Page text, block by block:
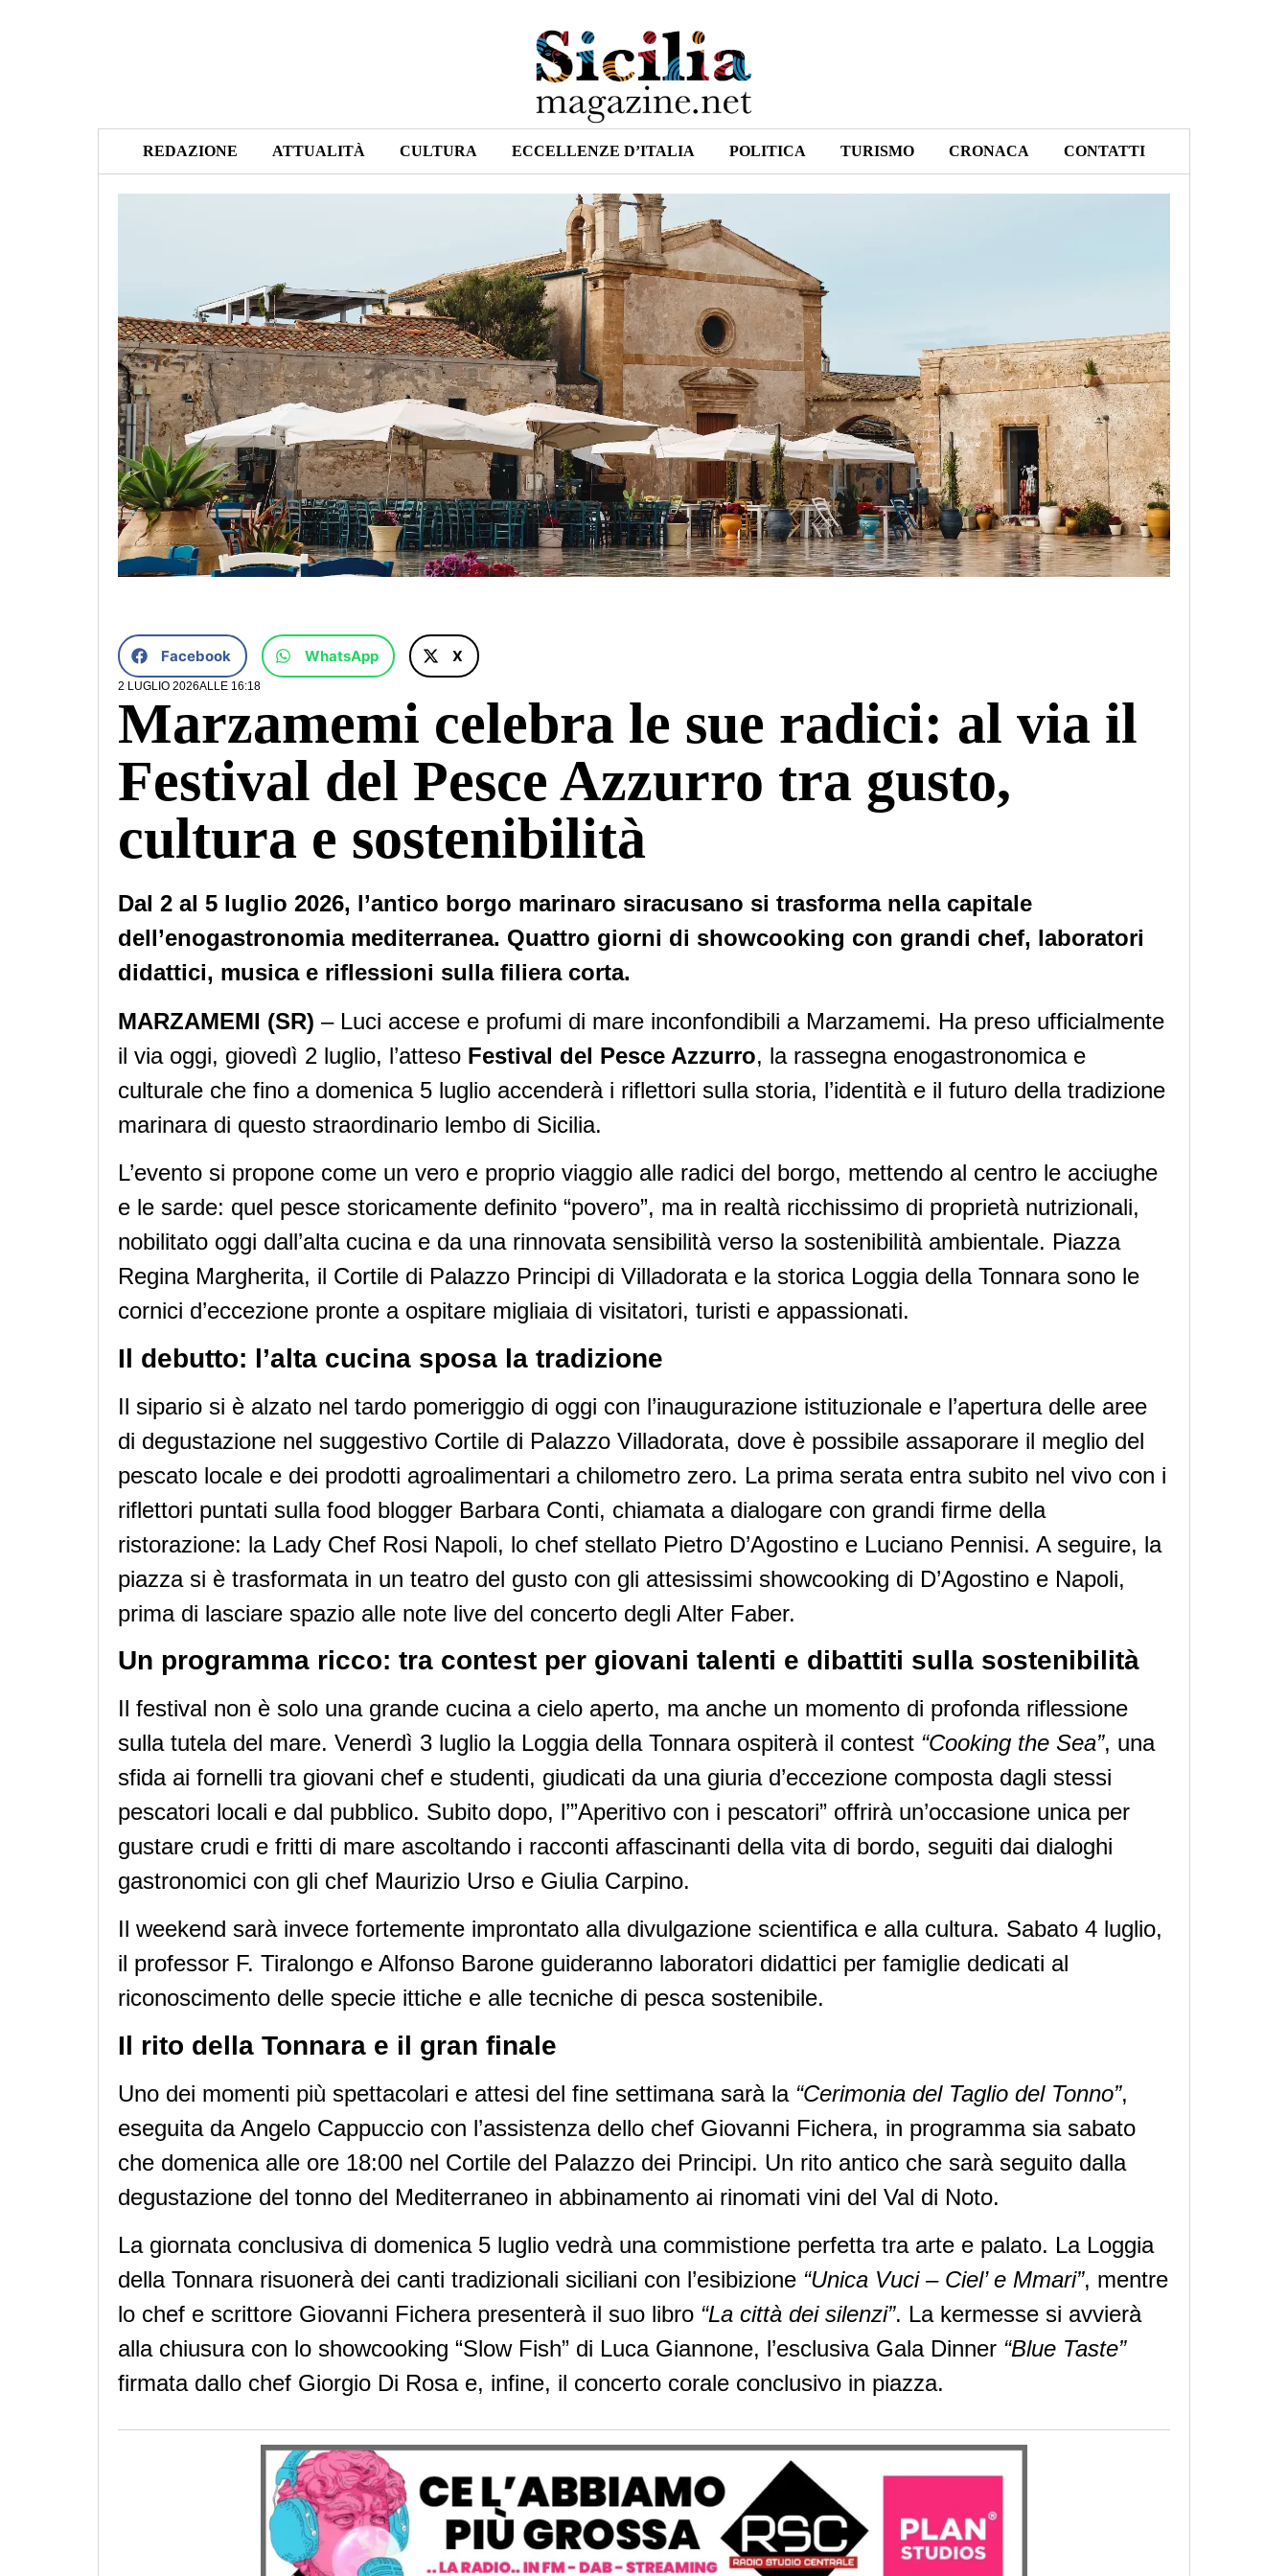
REDAZIONE ATTUALITÀ CULTURA ECCELLENZE D’ITALIA POLITICA TURISMO CRONACA CONTATTI
Facebook WhatsApp X
2 LUGLIO 2026ALLE 16:18
Marzamemi celebra le sue radici: al via il
Festival del Pesce Azzurro tra gusto,
cultura e sostenibilità
Dal 2 al 5 luglio 2026, l’antico borgo marinaro siracusano si trasforma nella capitale
dell’enogastronomia mediterranea. Quattro giorni di showcooking con grandi chef, laboratori
didattici, musica e riflessioni sulla filiera corta.
MARZAMEMI (SR) – Luci accese e profumi di mare inconfondibili a Marzamemi. Ha preso ufficialmente
il via oggi, giovedì 2 luglio, l’atteso Festival del Pesce Azzurro, la rassegna enogastronomica e
culturale che fino a domenica 5 luglio accenderà i riflettori sulla storia, l’identità e il futuro della tradizione
marinara di questo straordinario lembo di Sicilia.
L’evento si propone come un vero e proprio viaggio alle radici del borgo, mettendo al centro le acciughe
e le sarde: quel pesce storicamente definito “povero”, ma in realtà ricchissimo di proprietà nutrizionali,
nobilitato oggi dall’alta cucina e da una rinnovata sensibilità verso la sostenibilità ambientale. Piazza
Regina Margherita, il Cortile di Palazzo Principi di Villadorata e la storica Loggia della Tonnara sono le
cornici d’eccezione pronte a ospitare migliaia di visitatori, turisti e appassionati.
Il debutto: l’alta cucina sposa la tradizione
Il sipario si è alzato nel tardo pomeriggio di oggi con l’inaugurazione istituzionale e l’apertura delle aree
di degustazione nel suggestivo Cortile di Palazzo Villadorata, dove è possibile assaporare il meglio del
pescato locale e dei prodotti agroalimentari a chilometro zero. La prima serata entra subito nel vivo con i
riflettori puntati sulla food blogger Barbara Conti, chiamata a dialogare con grandi firme della
ristorazione: la Lady Chef Rosi Napoli, lo chef stellato Pietro D’Agostino e Luciano Pennisi. A seguire, la
piazza si è trasformata in un teatro del gusto con gli attesissimi showcooking di D’Agostino e Napoli,
prima di lasciare spazio alle note live del concerto degli Alter Faber.
Un programma ricco: tra contest per giovani talenti e dibattiti sulla sostenibilità
Il festival non è solo una grande cucina a cielo aperto, ma anche un momento di profonda riflessione
sulla tutela del mare. Venerdì 3 luglio la Loggia della Tonnara ospiterà il contest “Cooking the Sea”, una
sfida ai fornelli tra giovani chef e studenti, giudicati da una giuria d’eccezione composta dagli stessi
pescatori locali e dal pubblico. Subito dopo, l’”Aperitivo con i pescatori” offrirà un’occasione unica per
gustare crudi e fritti di mare ascoltando i racconti affascinanti della vita di bordo, seguiti dai dialoghi
gastronomici con gli chef Maurizio Urso e Giulia Carpino.
Il weekend sarà invece fortemente improntato alla divulgazione scientifica e alla cultura. Sabato 4 luglio,
il professor F. Tiralongo e Alfonso Barone guideranno laboratori didattici per famiglie dedicati al
riconoscimento delle specie ittiche e alle tecniche di pesca sostenibile.
Il rito della Tonnara e il gran finale
Uno dei momenti più spettacolari e attesi del fine settimana sarà la “Cerimonia del Taglio del Tonno”,
eseguita da Angelo Cappuccio con l’assistenza dello chef Giovanni Fichera, in programma sia sabato
che domenica alle ore 18:00 nel Cortile del Palazzo dei Principi. Un rito antico che sarà seguito dalla
degustazione del tonno del Mediterraneo in abbinamento ai rinomati vini del Val di Noto.
La giornata conclusiva di domenica 5 luglio vedrà una commistione perfetta tra arte e palato. La Loggia
della Tonnara risuonerà dei canti tradizionali siciliani con l’esibizione “Unica Vuci – Ciel’ e Mmari”, mentre
lo chef e scrittore Giovanni Fichera presenterà il suo libro “La città dei silenzi”. La kermesse si avvierà
alla chiusura con lo showcooking “Slow Fish” di Luca Giannone, l’esclusiva Gala Dinner “Blue Taste”
firmata dallo chef Giorgio Di Rosa e, infine, il concerto corale conclusivo in piazza.